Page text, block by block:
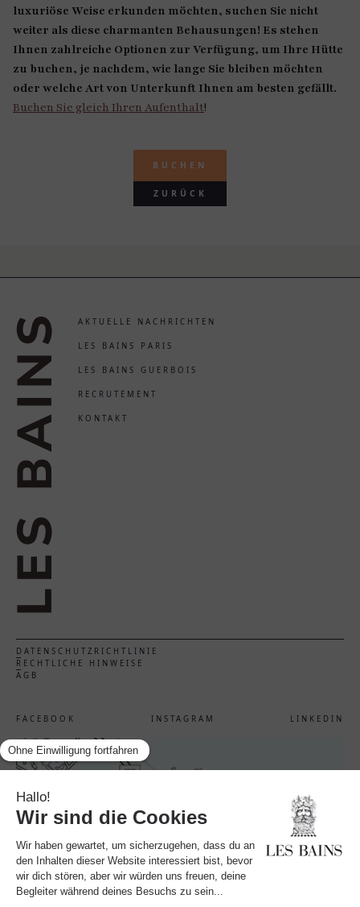
luxuriöse Weise erkunden möchten, suchen Sie nicht
weiter als diese charmanten Behausungen! Es stehen
Ihnen zahlreiche Optionen zur Verfügung, um Ihre Hütte
zu buchen, je nachdem, wie lange Sie bleiben möchten
oder welche Art von Unterkunft Ihnen am besten gefällt.
Buchen Sie gleich Ihren Aufenthalt!
BUCHEN
ZURÜCK
AKTUELLE NACHRICHTEN
LES BAINS PARIS
LES BAINS GUERBOIS
RECRUTEMENT
KONTAKT
DATENSCHUTZRICHTLINIE
RECHTLICHE HINWEISE
AGB
FACEBOOK INSTAGRAM LINKEDIN